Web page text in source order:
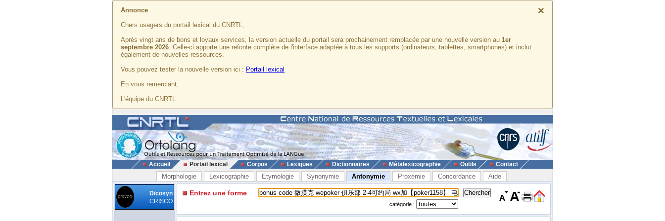
×
Annonce
Chers usagers du portail lexical du CNRTL,
Après vingt ans de bons et loyaux services, la version actuelle du portail sera prochainement remplacée par une nouvelle version au 1er
septembre 2026. Celle-ci apporte une refonte complète de l'interface adaptée à tous les supports (ordinateurs, tablettes, smartphones) et inclut
également de nouvelles ressources.
Vous pouvez tester la nouvelle version ici : Portail lexical
En vous remerciant,
L'équipe du CNRTL
Accueil Portail lexical Corpus Lexiques Dictionnaires Métalexicographie Outils Contact
Morphologie Lexicographie Etymologie Synonymie Antonymie Proxémie Concordance Aide
Dicosyn
CRISCO
Entrez une forme
catégorie :